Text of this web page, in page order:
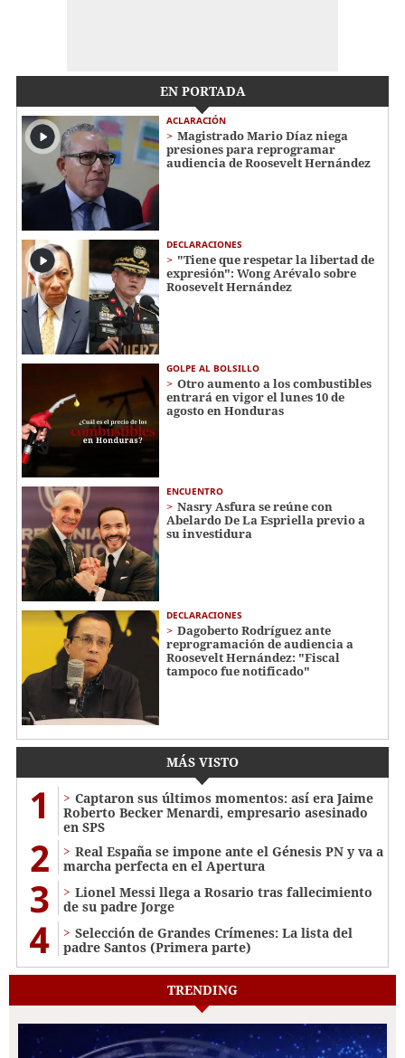
EN PORTADA
ACLARACIÓN
Magistrado Mario Díaz niega
presiones para reprogramar
audiencia de Roosevelt Hernández
DECLARACIONES
"Tiene que respetar la libertad de
expresión": Wong Arévalo sobre
Roosevelt Hernández
GOLPE AL BOLSILLO
Otro aumento a los combustibles
entrará en vigor el lunes 10 de
agosto en Honduras
ENCUENTRO
Nasry Asfura se reúne con
Abelardo De La Espriella previo a
su investidura
DECLARACIONES
Dagoberto Rodríguez ante
reprogramación de audiencia a
Roosevelt Hernández: "Fiscal
tampoco fue notificado"
MÁS VISTO
1
Captaron sus últimos momentos: así era Jaime
Roberto Becker Menardi​​​, empresario asesinado
en SPS
2
Real España se impone ante el Génesis PN y va a
marcha perfecta en el Apertura
3
Lionel Messi llega a Rosario tras fallecimiento
de su padre Jorge
4
Selección de Grandes Crímenes: La lista del
padre Santos (Primera parte)
TRENDING